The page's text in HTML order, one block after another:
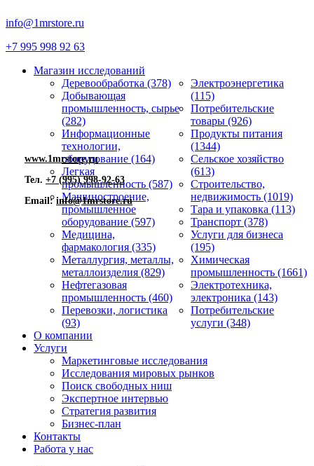
info@1mrstore.ru
+7 995 998 92 63
Магазин исследований
Деревообработка (378)
Добывающая
промышленность, сырье
(282)
Информационные
технологии,
оборудование (164)
Легкая
промышленность (587)
Машиностроение,
промышленное
оборудование (597)
Медицина,
фармакология (335)
Металлургия, металлы,
металлоизделия (829)
Нефтегазовая
промышленность (460)
Перевозки, логистика
(93)
Электроэнергетика
(115)
Потребительские
товары (926)
Продукты питания
(1344)
Сельское хозяйство
(613)
Строительство,
недвижимость (1019)
Тара и упаковка (113)
Транспорт (378)
Услуги для бизнеса
(195)
Химическая
промышленность (1661)
Электротехника,
электроника (143)
Потребительские
услуги (348)
О компании
Услуги
Маркетинговые исследования
Исследования мировых рынков
Поиск свободных ниш
Экспертное интервью
Стратегия развития
Бизнес-план
Контакты
Работа у нас
www.1mrstore.ru
Тел. +7 (995) 998-92-63
Email:info@1mrstore.ru